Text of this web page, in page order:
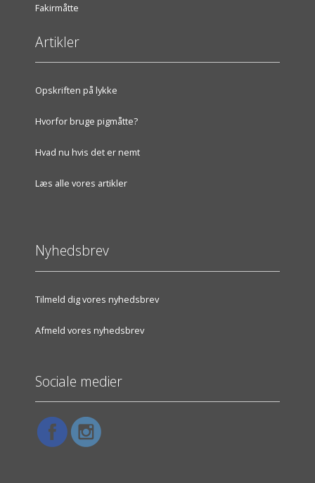
Fakirmåtte
Artikler
Opskriften på lykke
Hvorfor bruge pigmåtte?
Hvad nu hvis det er nemt
Læs alle vores artikler
Nyhedsbrev
Tilmeld dig vores nyhedsbrev
Afmeld vores nyhedsbrev
Sociale medier